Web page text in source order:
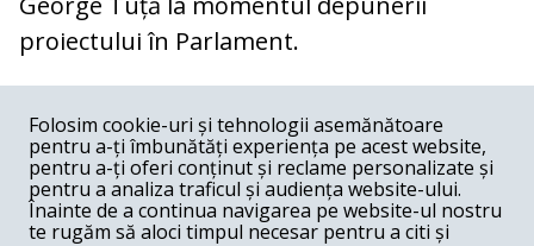
proiectului în Parlament.
COMENTARII
Nume
Email
Folosim cookie-uri și tehnologii asemănătoare
pentru a-ți îmbunătăți experiența pe acest website,
pentru a-ți oferi conținut și reclame personalizate și
pentru a analiza traficul și audiența website-ului.
Înainte de a continua navigarea pe website-ul nostru
te rugăm să aloci timpul necesar pentru a citi și